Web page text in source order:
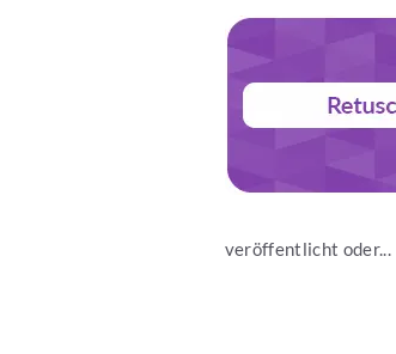
Jetzt lesen
veröffentlicht oder...